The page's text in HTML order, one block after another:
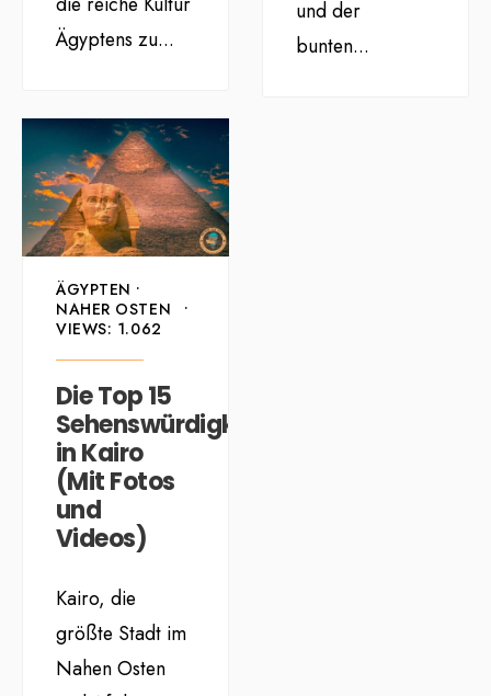
und der
bunten...
Ägyptens zu...
ÄGYPTEN •
NAHER OSTEN
•
VIEWS: 1.062
Die Top 15
Sehenswürdigkeiten
in Kairo
(Mit Fotos
und
Videos)
Kairo, die
größte Stadt im
Nahen Osten